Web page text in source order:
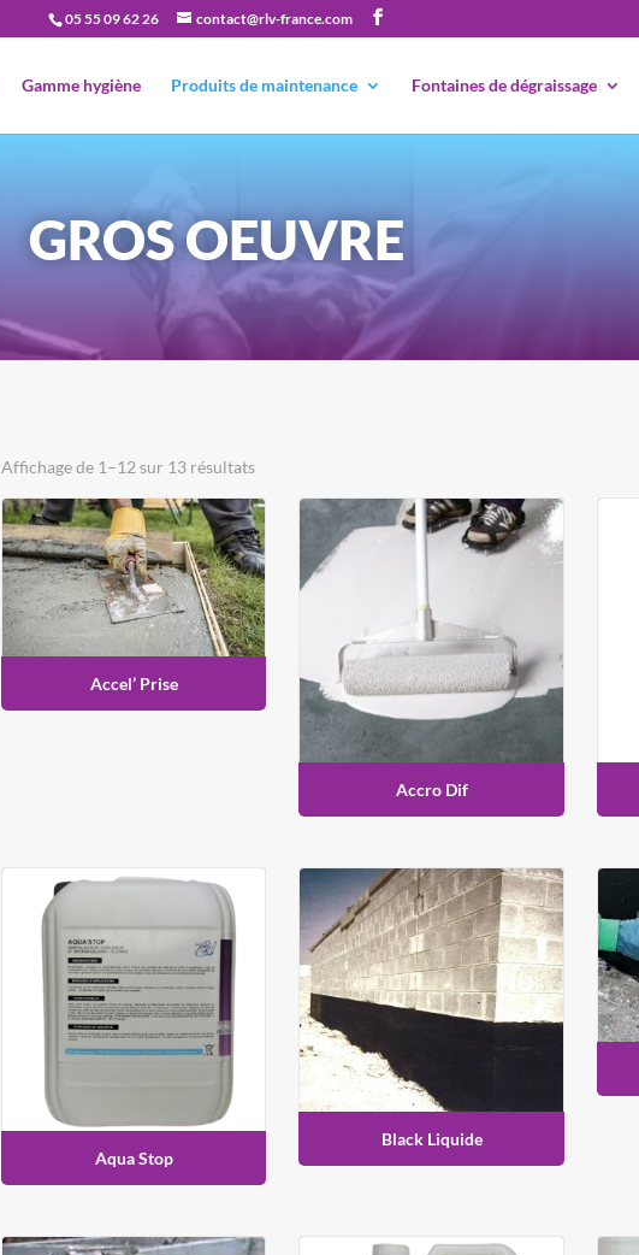
05 55 09 62 26 contact@rlv-france.com
Gamme hygiène Produits de maintenance Fontaines de dégraissage
Recherche
GROS OEUVRE
Affichage de 1–12 sur 13 résultats
Accel’ Prise
Accro Dif
Aqua Stop
Black Liquide